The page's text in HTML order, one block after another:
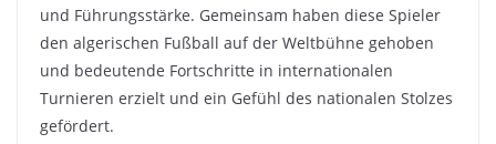
und Führungsstärke. Gemeinsam haben diese Spieler
den algerischen Fußball auf der Weltbühne gehoben
und bedeutende Fortschritte in internationalen
Turnieren erzielt und ein Gefühl des nationalen Stolzes
gefördert.